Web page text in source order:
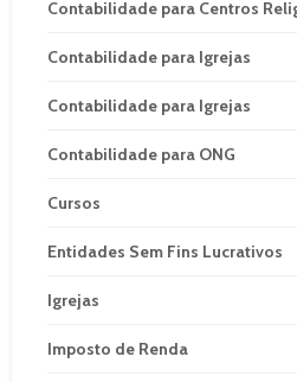
Contabilidade para Centros
Contabilidade para Igrejas
Contabilidade para Igrejas
Contabilidade para ONG
Cursos
Entidades Sem Fins Lucrativos
Igrejas
Imposto de Renda